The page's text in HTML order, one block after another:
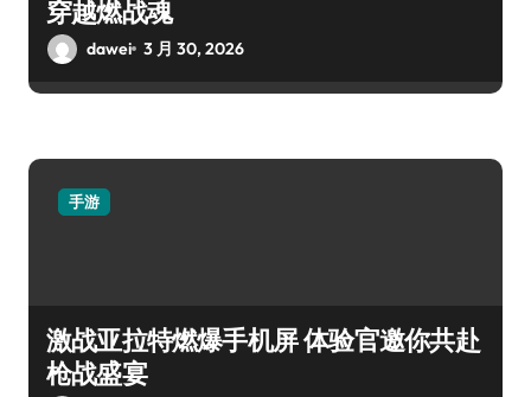
穿越燃战魂
dawei 3 月 30, 2026
手游
激战亚拉特燃爆手机屏 体验官邀你共赴
枪战盛宴